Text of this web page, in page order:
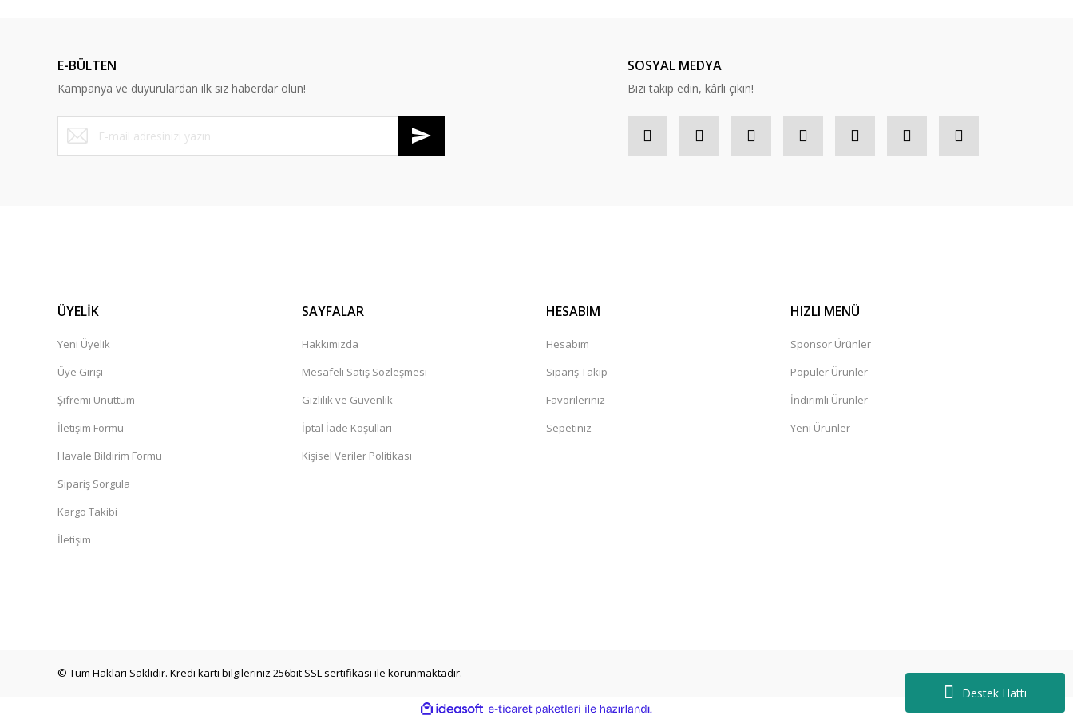
Destek Hattı
Ürün bilgilerinde hatalar bulunuyor.
Ürün fiyatı diğer sitelerden daha pahalı.
Bu ürüne benzer farklı alternatifler olmalı.
E-BÜLTEN
Kampanya ve duyurulardan ilk siz haberdar olun!
SOSYAL MEDYA
Bizi takip edin, kârlı çıkın!
ÜYELİK
Yeni Üyelik
Üye Girişi
Şifremi Unuttum
İletişim Formu
Havale Bildirim Formu
Sipariş Sorgula
Kargo Takibi
İletişim
SAYFALAR
Hakkımızda
Mesafeli Satış Sözleşmesi
Gizlilik ve Güvenlik
İptal İade Koşullari
Kişisel Veriler Politikası
HESABIM
Hesabım
Sipariş Takip
Favorileriniz
Sepetiniz
HIZLI MENÜ
Sponsor Ürünler
Popüler Ürünler
İndirimli Ürünler
Yeni Ürünler
© Tüm Hakları Saklıdır. Kredi kartı bilgileriniz 256bit SSL sertifikası ile korunmaktadır.
ideasoft e-